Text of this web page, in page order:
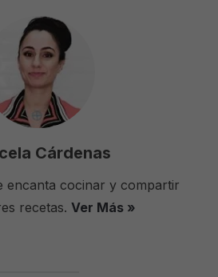
Cárdenas
encanta cocinar y compartir
recetas. Ver Más »